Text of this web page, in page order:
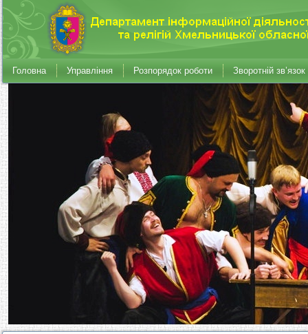
Головна Управління Розпорядок роботи Зворотній зв’язок